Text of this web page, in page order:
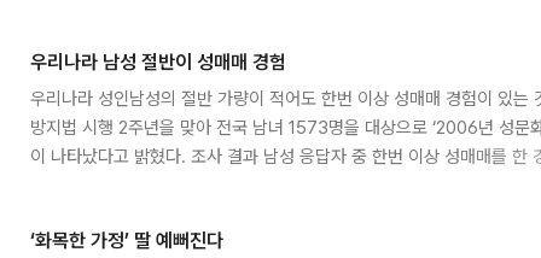
확히 가른다. 8. 인생에는 학기도, 방학도 없다. 9. 네가 스스로 알아서
10..
우리나라 남성 절반이 성매매 경험
우리나라 성인남성의 절반 가량이 적어도 한번 이상 성매매 경험이 있
방지법 시행 2주년을 맞아 전국 남녀 1573명을 대상으로 ‘2006년 성문
이 나타났다고 밝혔다. 조사 결과 남성 응답자 중 한번 이상 성매매를
매매를 한 경험이 있다는 비율이 높았다. 63.2%는 해외 성매매가 ‘심각
‘화목한 가정’ 딸 예뻐진다